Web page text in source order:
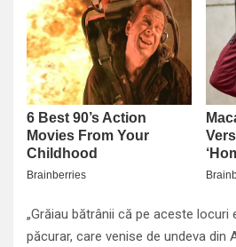
„Grăiau bătrânii că pe aceste locuri
păcurar, care venise de undeva din